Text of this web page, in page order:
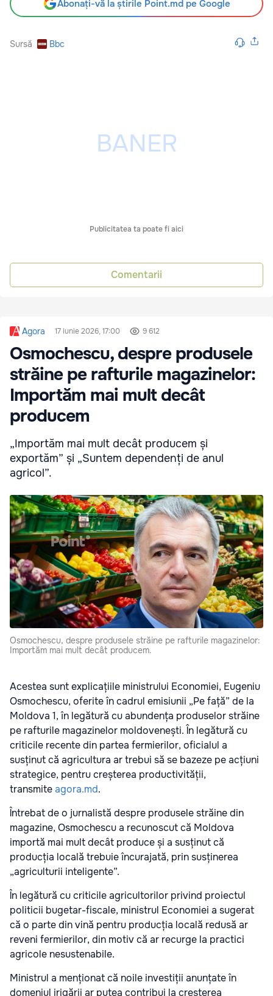
Abonați-vă la știrile Point.md pe Google
Sursă Bbc
Publicitatea ta poate fi aici
Comentarii
Agora 17 iunie 2026, 17:00 9 612
Osmochescu, despre produsele
străine pe rafturile magazinelor:
Importăm mai mult decât
producem
„Importăm mai mult decât producem și
exportăm” și „Suntem dependenți de anul
agricol”.
Osmochescu, despre produsele străine pe rafturile magazinelor:
Importăm mai mult decât producem.
Acestea sunt explicațiile ministrului Economiei, Eugeniu
Osmochescu, oferite în cadrul emisiunii „Pe față” de la
Moldova 1, în legătură cu abundența produselor străine
pe rafturile magazinelor moldovenești. În legătură cu
criticile recente din partea fermierilor, oficialul a
susținut că agricultura ar trebui să se bazeze pe acțiuni
strategice, pentru creșterea productivității,
transmiteagora.md.
Întrebat de o jurnalistă despre produsele străine din
magazine, Osmochescu a recunoscut că Moldova
importă mai mult decât produce și a susținut că
producția locală trebuie încurajată, prin susținerea
„agriculturii inteligente”.
În legătură cu criticile agricultorilor privind proiectul
politicii bugetar-fiscale, ministrul Economiei a sugerat
că o parte din vină pentru producția locală redusă ar
reveni fermierilor, din motiv că ar recurge la practici
agricole nesustenabile.
Ministrul a menționat că noile investiții anunțate în
domeniul irigării ar putea contribui la creșterea